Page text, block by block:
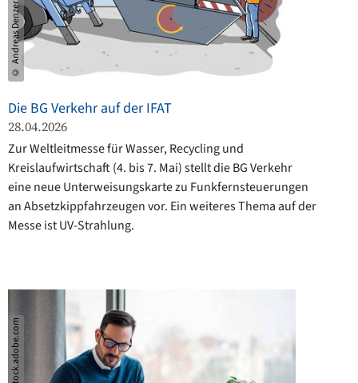
© Andreas Denzer
Die BG Verkehr auf der IFAT
28.04.2026
Zur Weltleitmesse für Wasser, Recycling und
Kreislaufwirtschaft (4. bis 7. Mai) stellt die BG Verkehr
eine neue Unterweisungskarte zu Funkfernsteuerungen
an Absetzkippfahrzeugen vor. Ein weiteres Thema auf der
Messe ist UV-Strahlung.